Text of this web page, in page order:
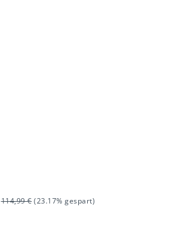
114,99 € (23.17% gespart)